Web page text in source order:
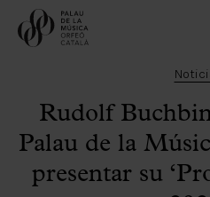
Rudolf
Palau de la
presentar su